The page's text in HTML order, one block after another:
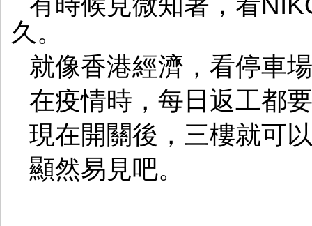
久。
就像香港經濟，看停車
在疫情時，每日返工都
現在開關後，三樓就可
顯然易見吧。